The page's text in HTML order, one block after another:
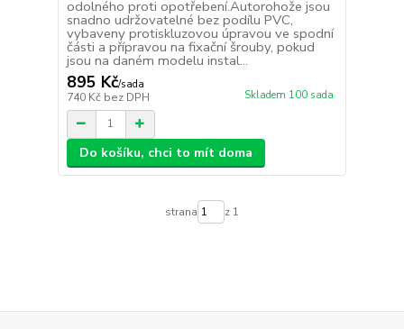
odolného proti opotřebení.Autorohože jsou
snadno udržovatelné bez podílu PVC,
vybaveny protiskluzovou úpravou ve spodní
části a přípravou na fixační šrouby, pokud
jsou na daném modelu instal...
895 Kč/sada
740 Kč bez DPH Skladem 100 sada
Do košíku, chci to mít doma
strana z 1